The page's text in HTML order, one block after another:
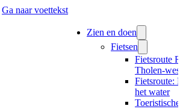
Ga naar voettekst
Zien en doen
Fietsen
Fietsroute
Tholen-west
Fietsroute:
het water